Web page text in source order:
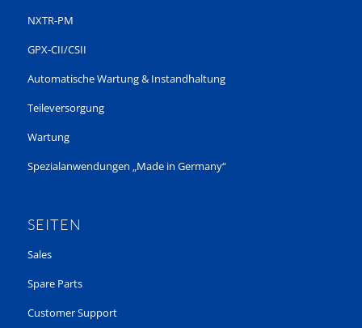
NXTR-PM
GPX-CII/CSII
Automatische Wartung & Instandhaltung
Teileversorgung
Wartung
Spezialanwendungen „Made in Germany“
SEITEN
Sales
Spare Parts
Customer Support